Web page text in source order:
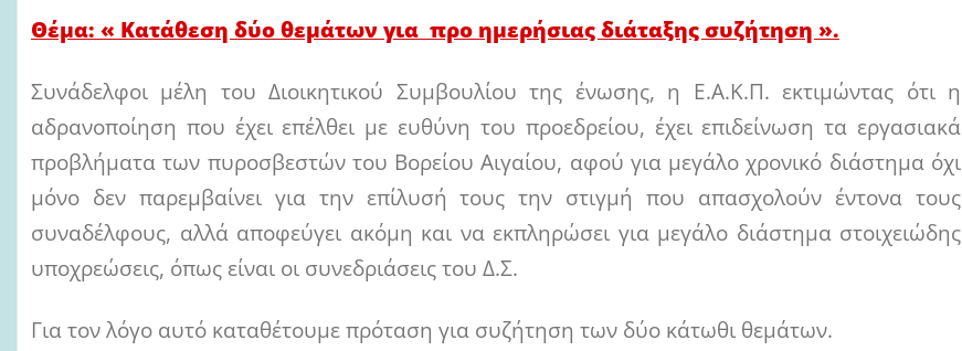
Θέμα: « Κατάθεση δύο θεμάτων για προ ημερήσιας διάταξης συζήτηση ».
Συνάδελφοι μέλη του Διοικητικού Συμβουλίου της ένωσης, η Ε.Α.Κ.Π. εκτιμώντας ότι η
αδρανοποίηση που έχει επέλθει με ευθύνη του προεδρείου, έχει επιδείνωση τα εργασιακά
προβλήματα των πυροσβεστών του Βορείου Αιγαίου, αφού για μεγάλο χρονικό διάστημα όχι
μόνο δεν παρεμβαίνει για την επίλυσή τους την στιγμή που απασχολούν έντονα τους
συναδέλφους, αλλά αποφεύγει ακόμη και να εκπληρώσει για μεγάλο διάστημα στοιχειώδης
υποχρεώσεις, όπως είναι οι συνεδριάσεις του Δ.Σ.
Για τον λόγο αυτό καταθέτουμε πρόταση για συζήτηση των δύο κάτωθι θεμάτων.